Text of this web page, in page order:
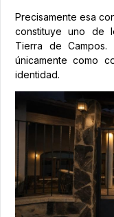
Precisamente esa
constituye uno de
Tierra de
únicamente como
identidad.